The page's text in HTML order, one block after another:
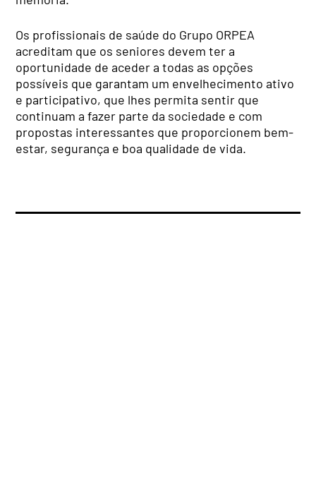
Os profissionais de saúde do Grupo ORPEA
acreditam que os seniores devem ter a
oportunidade de aceder a todas as opções
possíveis que garantam um envelhecimento ativo
e participativo, que lhes permita sentir que
continuam a fazer parte da sociedade e com
propostas interessantes que proporcionem bem-
estar, segurança e boa qualidade de vida.